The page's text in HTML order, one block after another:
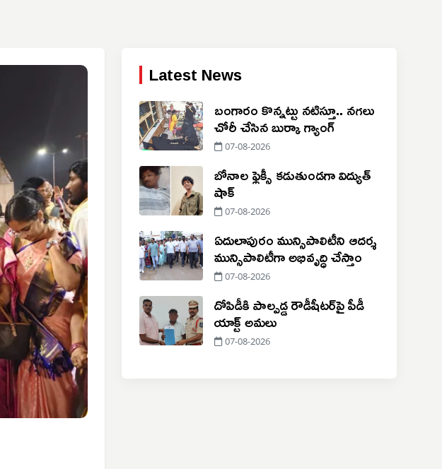
Latest News
బంగారం కొన్నట్టు నటిస్తూ.. నగలు
చోరీ చేసిన బుర్కా గ్యాంగ్
07-08-2026
బోనాల ఫ్లెక్సీ కడుతుండగా విద్యుత్
షాక్
07-08-2026
ఏదులాపురం మున్సిపాలిటీని ఆదర్శ
మున్సిపాలిటీగా అభివృద్ధి చేస్తాం
07-08-2026
దోపిడీకి పాల్పడ్డ రౌడీషీటర్‌పై పీడీ
యాక్ట్ అమలు
07-08-2026